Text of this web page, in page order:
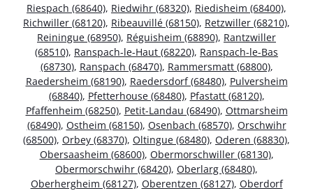
Riespach (68640), Riedwihr (68320), Riedisheim (68400),
Richwiller (68120), Ribeauvillé (68150), Retzwiller (68210),
Reiningue (68950), Réguisheim (68890), Rantzwiller
(68510), Ranspach-le-Haut (68220), Ranspach-le-Bas
(68730), Ranspach (68470), Rammersmatt (68800),
Raedersheim (68190), Raedersdorf (68480), Pulversheim
(68840), Pfetterhouse (68480), Pfastatt (68120),
Pfaffenheim (68250), Petit-Landau (68490), Ottmarsheim
(68490), Ostheim (68150), Osenbach (68570), Orschwihr
(68500), Orbey (68370), Oltingue (68480), Oderen (68830),
Obersaasheim (68600), Obermorschwiller (68130),
Obermorschwihr (68420), Oberlarg (68480),
Oberhergheim (68127), Oberentzen (68127), Oberdorf